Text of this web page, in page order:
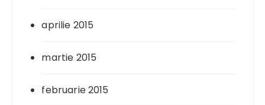
aprilie 2015
martie 2015
februarie 2015